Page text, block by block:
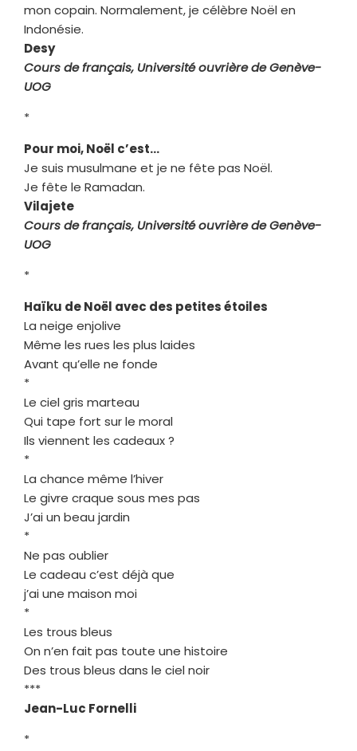
mon copain. Normalement, je célèbre Noël en
Indonésie.
Desy
Cours de français, Université ouvrière de Genève-
UOG
*
Pour moi, Noël c’est…
Je suis musulmane et je ne fête pas Noël.
Je fête le Ramadan.
Vilajete
Cours de français, Université ouvrière de Genève-
UOG
*
Haïku de Noël avec des petites étoiles
La neige enjolive
Même les rues les plus laides
Avant qu’elle ne fonde
*
Le ciel gris marteau
Qui tape fort sur le moral
Ils viennent les cadeaux ?
*
La chance même l’hiver
Le givre craque sous mes pas
J’ai un beau jardin
*
Ne pas oublier
Le cadeau c’est déjà que
j’ai une maison moi
*
Les trous bleus
On n’en fait pas toute une histoire
Des trous bleus dans le ciel noir
***
Jean-Luc Fornelli
*